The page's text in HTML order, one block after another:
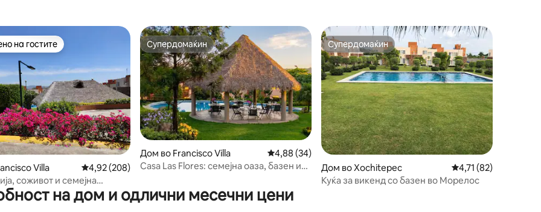
5, 45 рецензии
„Омилени на гостите“
на гостите
Villa Просечна оцена: 4,92 од 5, 208 рецензии
4,92 (208)
соживот и семејна
Супердомаќин
Супердомаќин
Дом во Francisco Villa Просечна оцена: 4,88 од 5, 34 рецензии
4,88 (34)
Casa Las Flores: семејна оаза, базен и
Супердомаќин
Супердомаќин
Дом во Xochitepec Просечна оцена:
4,71 (82)
Куќа за викенд со базен во Морелос
на дом и одлични месечни цени